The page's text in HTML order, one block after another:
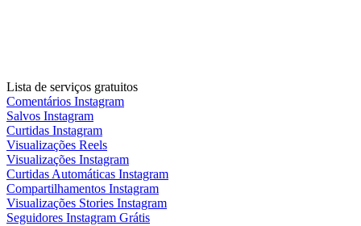
Lista de serviços gratuitos
Comentários Instagram
Salvos Instagram
Curtidas Instagram
Visualizações Reels
Visualizações Instagram
Curtidas Automáticas Instagram
Compartilhamentos Instagram
Visualizações Stories Instagram
Seguidores Instagram Grátis